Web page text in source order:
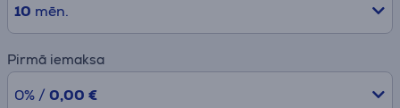
10 mēn.
Pirmā iemaksa
0% / 0,00 €